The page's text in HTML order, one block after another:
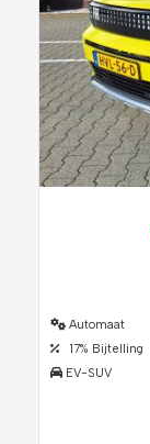
Automaat
17% Bijtelling
EV-SUV